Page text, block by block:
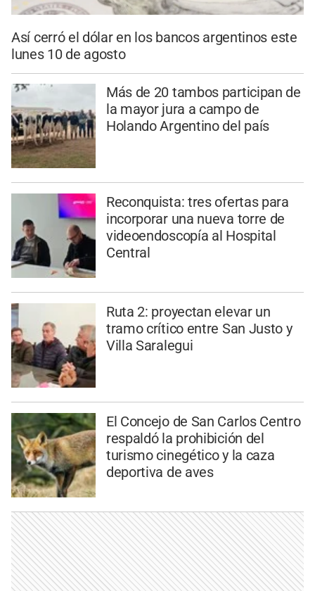
Así cerró el dólar en los bancos argentinos este
lunes 10 de agosto
Más de 20 tambos participan de
la mayor jura a campo de
Holando Argentino del país
Reconquista: tres ofertas para
incorporar una nueva torre de
videoendoscopía al Hospital
Central
Ruta 2: proyectan elevar un
tramo crítico entre San Justo y
Villa Saralegui
El Concejo de San Carlos Centro
respaldó la prohibición del
turismo cinegético y la caza
deportiva de aves